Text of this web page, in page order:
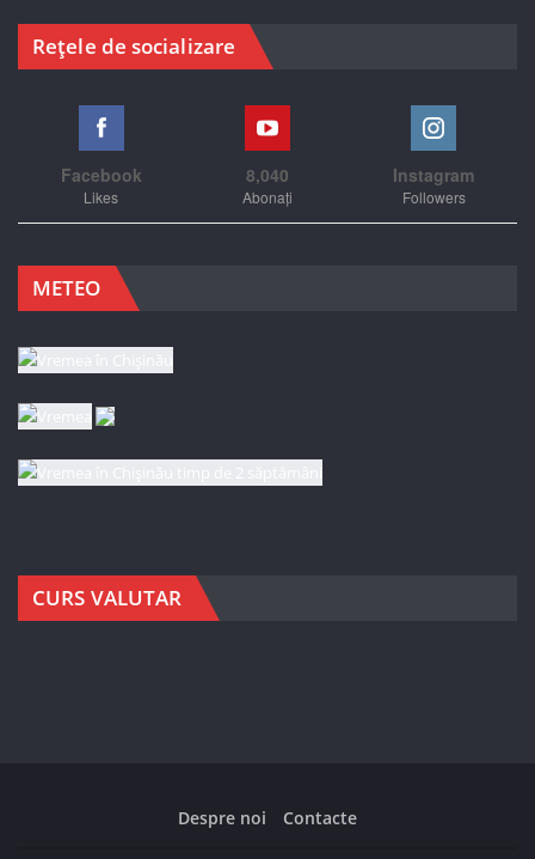
Rețele de socializare
Facebook
Likes
8,040
Abonați
Instagram
Followers
METEO
CURS VALUTAR
Despre noi Contacte